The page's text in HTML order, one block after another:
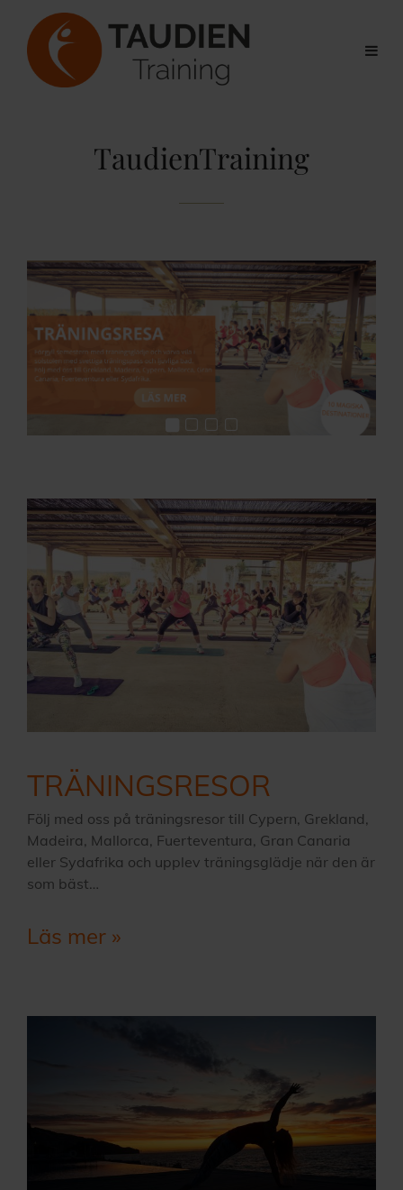
TaudienTraining
TRÄNINGSRESOR
Följ med oss på träningsresor till Cypern, Grekland,
Madeira, Mallorca, Fuerteventura, Gran Canaria
eller Sydafrika och upplev träningsglädje när den är
som bäst…
Läs mer »